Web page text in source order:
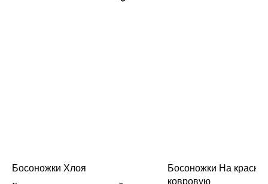
Босоножки Хлоя
Босоножки На
ковровую